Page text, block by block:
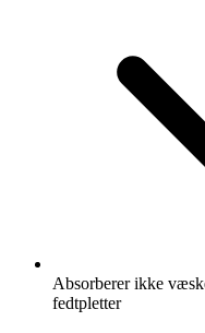
Absorberer ikke
fedtpletter